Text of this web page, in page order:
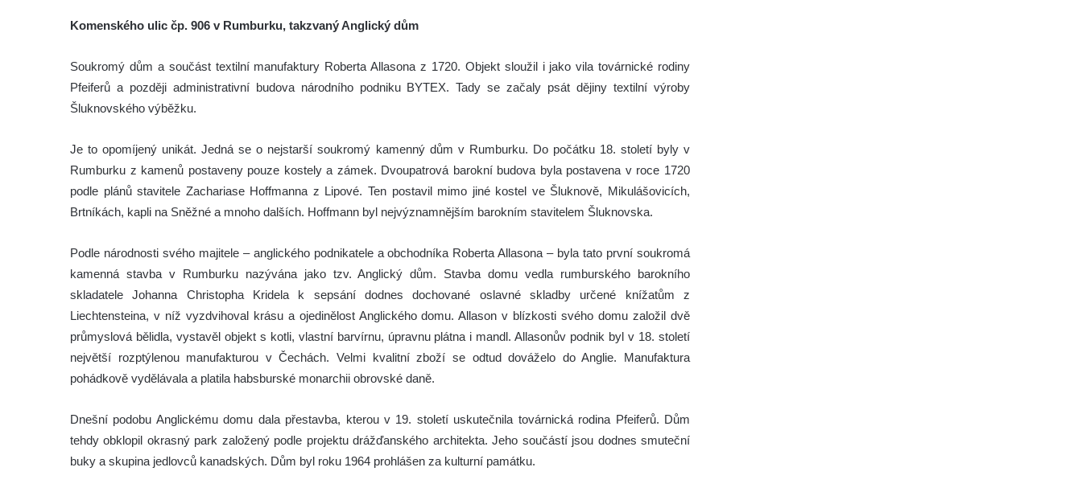
Komenského ulic čp. 906 v Rumburku, takzvaný Anglický dům
Soukromý dům a součást textilní manufaktury Roberta Allasona z 1720. Objekt sloužil i jako vila továrnické rodiny
Pfeiferů a později administrativní budova národního podniku BYTEX. Tady se začaly psát dějiny textilní výroby
Šluknovského výběžku.
Je to opomíjený unikát. Jedná se o nejstarší soukromý kamenný dům v Rumburku. Do počátku 18. století byly v
Rumburku z kamenů postaveny pouze kostely a zámek. Dvoupatrová barokní budova byla postavena v roce 1720
podle plánů stavitele Zachariase Hoffmanna z Lipové. Ten postavil mimo jiné kostel ve Šluknově, Mikulášovicích,
Brtníkách, kapli na Sněžné a mnoho dalších. Hoffmann byl nejvýznamnějším barokním stavitelem Šluknovska.
Podle národnosti svého majitele – anglického podnikatele a obchodníka Roberta Allasona – byla tato první soukromá
kamenná stavba v Rumburku nazývána jako tzv. Anglický dům. Stavba domu vedla rumburského barokního
skladatele Johanna Christopha Kridela k sepsání dodnes dochované oslavné skladby určené knížatům z
Liechtensteina, v níž vyzdvihoval krásu a ojedinělost Anglického domu. Allason v blízkosti svého domu založil dvě
průmyslová bělidla, vystavěl objekt s kotli, vlastní barvírnu, úpravnu plátna i mandl. Allasonův podnik byl v 18. století
největší rozptýlenou manufakturou v Čechách. Velmi kvalitní zboží se odtud dováželo do Anglie. Manufaktura
pohádkově vydělávala a platila habsburské monarchii obrovské daně.
Dnešní podobu Anglickému domu dala přestavba, kterou v 19. století uskutečnila továrnická rodina Pfeiferů. Dům
tehdy obklopil okrasný park založený podle projektu drážďanského architekta. Jeho součástí jsou dodnes smuteční
buky a skupina jedlovců kanadských. Dům byl roku 1964 prohlášen za kulturní památku.